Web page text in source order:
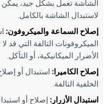
الشاشة تعمل بشكل جيد، يمكن
لاستبدال الشاشة بالكامل.
إصلاح السماعة والميكروفون:
الميكروفونات التالفة التي قد
الأضرار الميكانيكية، أو التآكل.
إصلاح الكاميرا: استبدال أو
الخلفية التالفة.
استبدال الأزرار: إصلاح أو